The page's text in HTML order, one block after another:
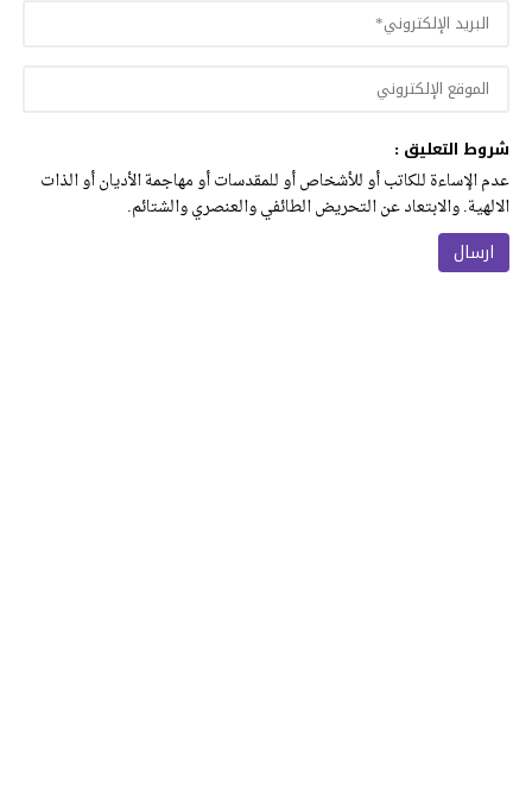
شروط التعليق :
عدم الإساءة للكاتب أو للأشخاص أو للمقدسات أو مهاجمة الأديان أو الذات
الالهية. والابتعاد عن التحريض الطائفي والعنصري والشتائم.